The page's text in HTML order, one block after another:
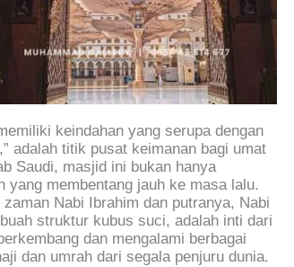
keindahan yang serupa dengan
adalah titik pusat keimanan bagi umat
Saudi, masjid ini bukan hanya
yang membentang jauh ke masa lalu.
Nabi Ibrahim dan putranya, Nabi
struktur kubus suci, adalah inti dari
dan mengalami berbagai
dan umrah dari segala penjuru dunia.